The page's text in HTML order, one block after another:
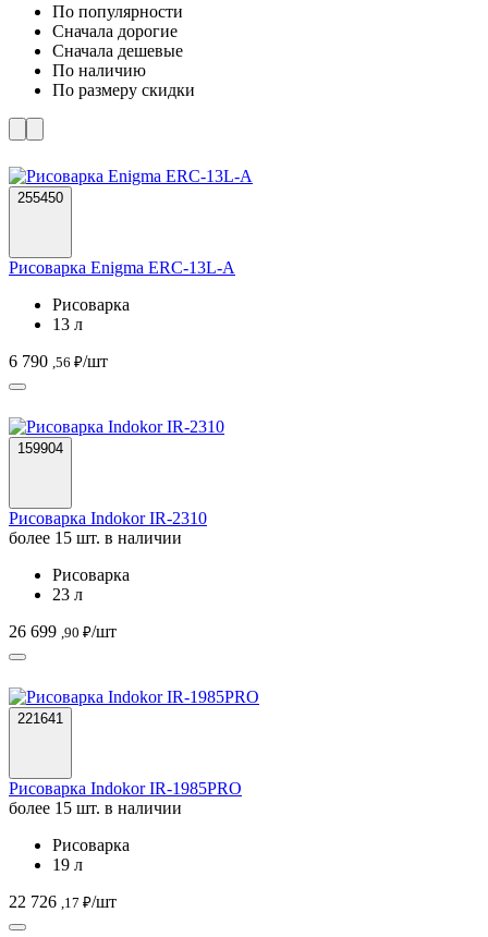
По популярности
Cначала дорогие
Cначала дешевые
По наличию
По размеру скидки
255450
Рисоварка Enigma ERC-13L-A
Рисоварка
13 л
6 790 ,56 ₽/шт
159904
Рисоварка Indokor IR-2310
более 15 шт. в наличии
Рисоварка
23 л
26 699 ,90 ₽/шт
221641
Рисоварка Indokor IR-1985PRO
более 15 шт. в наличии
Рисоварка
19 л
22 726 ,17 ₽/шт